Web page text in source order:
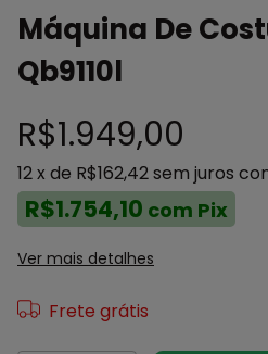
Máquina De
Qb9110l
R$1.949,00
12x de R$162,42sem juros
R$1.754,10 com Pix
Ver mais detalhes
Frete grátis